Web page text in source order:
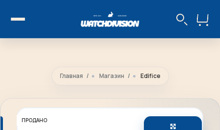
Главная Магазин Edifice
ПРОДАНО